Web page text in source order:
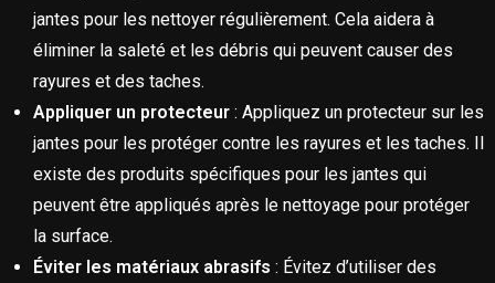
jantes pour les nettoyer régulièrement. Cela aidera à
éliminer la saleté et les débris qui peuvent causer des
rayures et des taches.
Appliquer un protecteur : Appliquez un protecteur sur les
jantes pour les protéger contre les rayures et les taches. Il
existe des produits spécifiques pour les jantes qui
peuvent être appliqués après le nettoyage pour protéger
la surface.
Éviter les matériaux abrasifs : Évitez d’utiliser des